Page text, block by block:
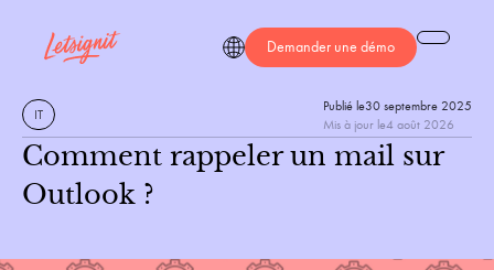
Demander une démo
IT
Publié le30 septembre 2025
Mis à jour le4 août 2026
Comment rappeler un mail sur
Outlook ?